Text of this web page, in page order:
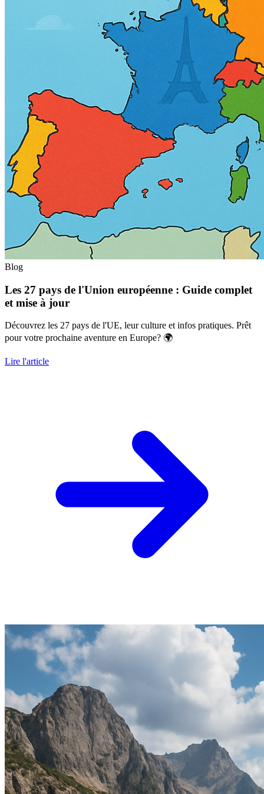
Blog
Les 27 pays de l'Union européenne : Guide complet
et mise à jour
Découvrez les 27 pays de l'UE, leur culture et infos pratiques. Prêt
pour votre prochaine aventure en Europe? 🌍
Lire l'article